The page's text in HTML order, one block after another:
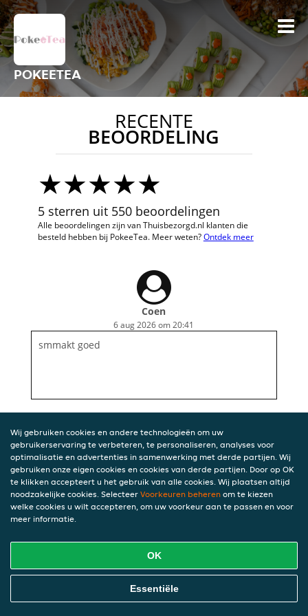
POKEETEA
RECENTE
BEOORDELING
5 sterren uit 550 beoordelingen
Alle beoordelingen zijn van Thuisbezorgd.nl klanten die
besteld hebben bij PokeeTea. Meer weten?Ontdek meer
Coen
6 aug 2026 om 20:41
smmakt goed
Wij gebruiken cookies en andere technologieën om uw
gebruikerservaring te verbeteren, te personaliseren, analyses voor
optimalisatie en advertenties in samenwerking met derde partijen. Wij
gebruiken onze eigen cookies en cookies van derde partijen. Door op OK
te klikken accepteert u het gebruik van alle cookies. Wij plaatsen altijd
noodzakelijke cookies. Selecteer Voorkeuren beheren om te kiezen
welke cookies u wilt accepteren, om uw voorkeur aan te passen en voor
meer informatie.
OK
Essentiële